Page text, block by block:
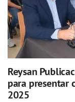
Reysan
para presentar
2025